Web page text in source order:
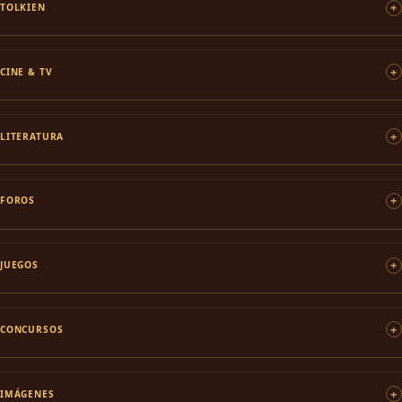
TOLKIEN
CINE & TV
LITERATURA
FOROS
JUEGOS
CONCURSOS
IMÁGENES